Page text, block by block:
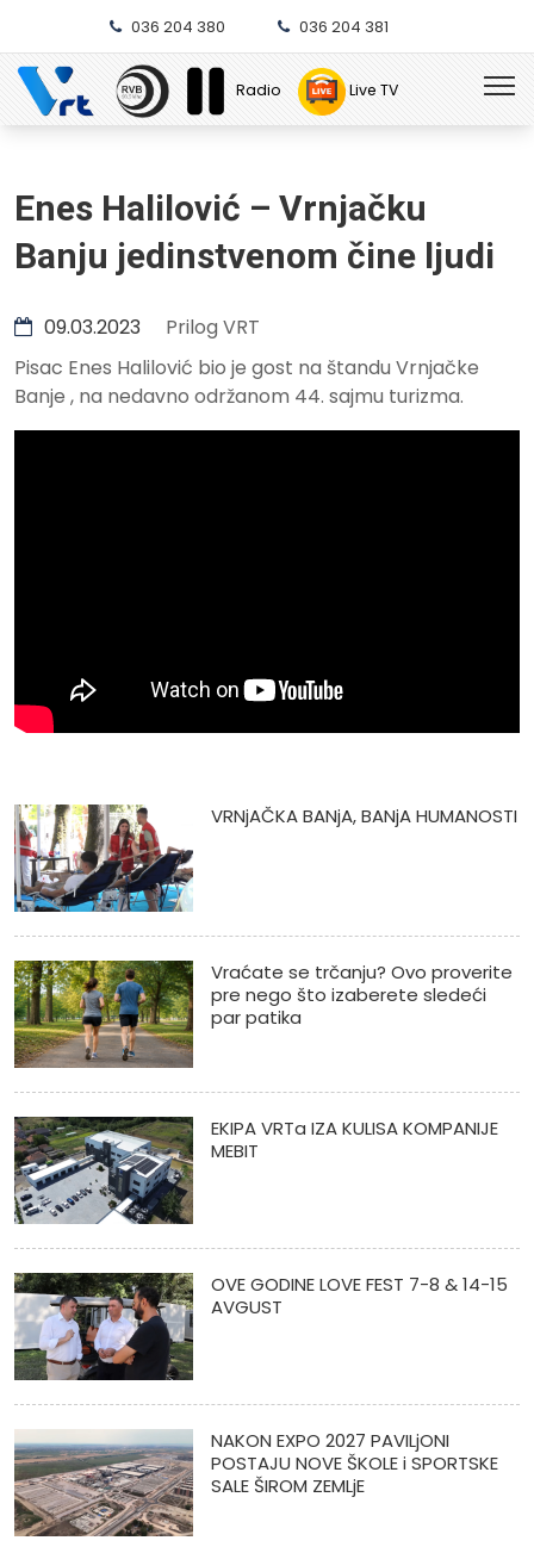
036 204 380 036 204 381
Radio Live TV
Enes Halilović – Vrnjačku
Banju jedinstvenom čine ljudi
09.03.2023
Prilog VRT
Pisac Enes Halilović bio je gost na štandu Vrnjačke
Banje , na nedavno održanom 44. sajmu turizma.
VRNjAČKA BANjA, BANjA HUMANOSTI
Vraćate se trčanju? Ovo proverite
pre nego što izaberete sledeći
par patika
EKIPA VRTa IZA KULISA KOMPANIJE
MEBIT
OVE GODINE LOVE FEST 7-8 & 14-15
AVGUST
NAKON EXPO 2027 PAVILjONI
POSTAJU NOVE ŠKOLE i SPORTSKE
SALE ŠIROM ZEMLjE